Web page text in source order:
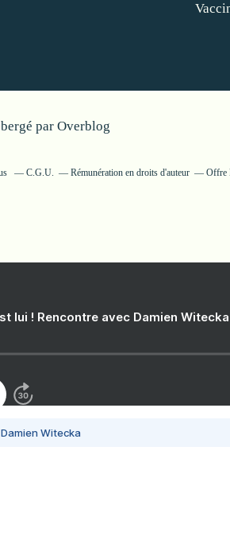
par Overblog
C.G.U. Rémunération en droits d'auteur Offre
lui ! Rencontre avec Damien Witecka
Witecka